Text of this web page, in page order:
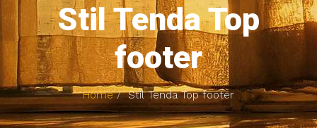
Stil Tenda Top
footer
Home Stil Tenda Top footer